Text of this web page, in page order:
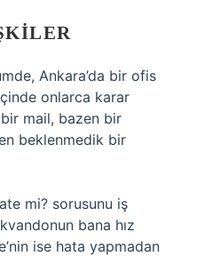
Ankara’da bir ofis
onlarca karar
mail, bazen bir
beklenmedik bir
mi? sorusunu iş
bana hız
ise hata yapmadan